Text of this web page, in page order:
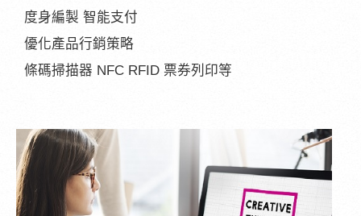
度身編製 智能支付
優化產品行銷策略
條碼掃描器 NFC RFID 票券列印等